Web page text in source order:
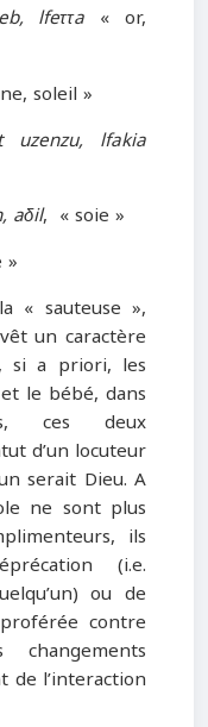
lfeττa « or,
soleil »
uzenzu, lfakia
aδil, « soie »
»
« sauteuse »,
un caractère
si a priori, les
le bébé, dans
ces deux
d’un locuteur
serait Dieu. A
ne sont plus
ils
(i.e.
ou de
contre
changements
de l’interaction